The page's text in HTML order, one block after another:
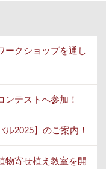
クショップを通し
ンテストへ参加！
ル2025】のご案内！
物寄せ植え教室を開